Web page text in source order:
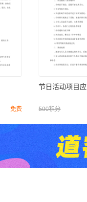
免费
节日活动项目
500积分